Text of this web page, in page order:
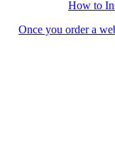
How to
Once you order a